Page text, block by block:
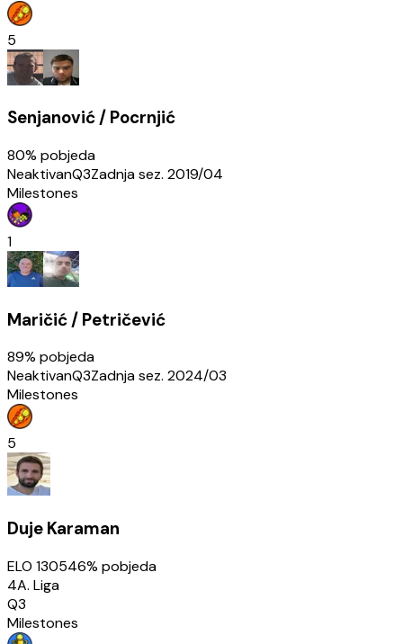
5
Senjanović / Pocrnjić
80% pobjeda
NeaktivanQ3Zadnja sez. 2019/04
Milestones
1
Maričić / Petričević
89% pobjeda
NeaktivanQ3Zadnja sez. 2024/03
Milestones
5
Duje Karaman
ELO 130546% pobjeda
4A. Liga
Q3
Milestones